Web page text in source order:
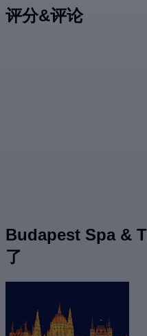
评分&评论
Budapest Spa &
了